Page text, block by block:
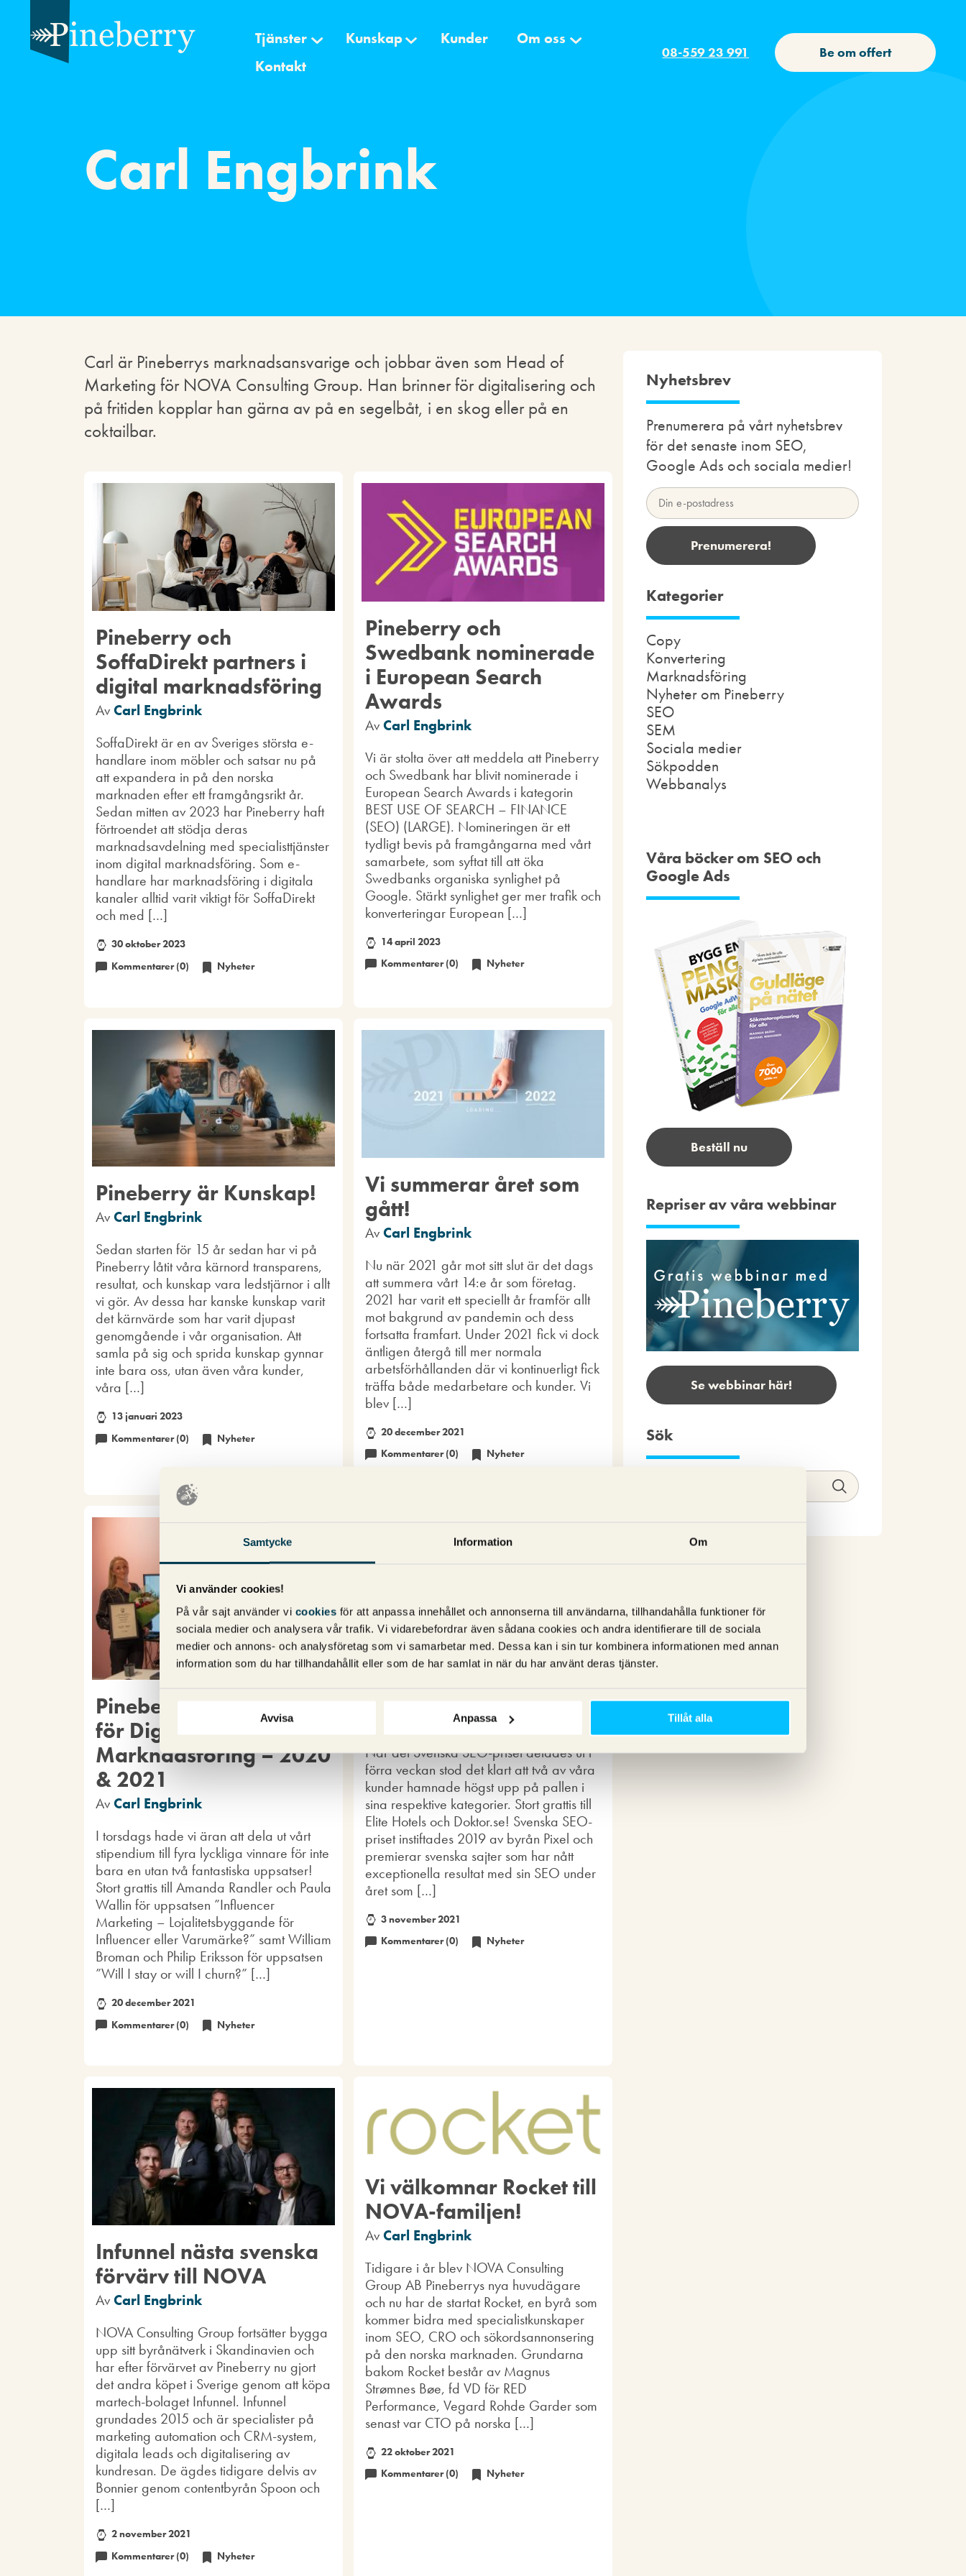
Samtycke Information Om
Vi använder cookies!
På vår sajt använder vi cookies för att anpassa innehållet och annonserna till användarna, tillhandahålla funktioner för
sociala medier och analysera vår trafik. Vi vidarebefordrar även sådana cookies och andra identifierare till de sociala
medier och annons- och analysföretag som vi samarbetar med. Dessa kan i sin tur kombinera informationen med annan
information som du har tillhandahållit eller som de har samlat in när du har använt deras tjänster.
Avvisa Anpassa Tillåt alla
Tjänster Kunskap Kunder
Om oss
Kontakt
08-559 23 991 Be om offert
Carl Engbrink
Carl är Pineberrys marknadsansvarige och jobbar även som Head of
Marketing för NOVA Consulting Group. Han brinner för digitalisering och
på fritiden kopplar han gärna av på en segelbåt, i en skog eller på en
coktailbar.
Pineberry och
SoffaDirekt partners i
digital marknadsföring
AvCarl Engbrink
SoffaDirekt är en av Sveriges största e-
handlare inom möbler och satsar nu på
att expandera in på den norska
marknaden efter ett framgångsrikt år.
Sedan mitten av 2023 har Pineberry haft
förtroendet att stödja deras
marknadsavdelning med specialisttjänster
inom digital marknadsföring. Som e-
handlare har marknadsföring i digitala
kanaler alltid varit viktigt för SoffaDirekt
och med […]
30 oktober 2023
Kommentarer (0)
Nyheter
Pineberry och
Swedbank nominerade
i European Search
Awards
AvCarl Engbrink
Vi är stolta över att meddela att Pineberry
och Swedbank har blivit nominerade i
European Search Awards i kategorin
BEST USE OF SEARCH – FINANCE
(SEO) (LARGE). Nomineringen är ett
tydligt bevis på framgångarna med vårt
samarbete, som syftat till att öka
Swedbanks organiska synlighet på
Google. Stärkt synlighet ger mer trafik och
konverteringar European […]
14 april 2023
Kommentarer (0)
Nyheter
Pineberry är Kunskap!
AvCarl Engbrink
Sedan starten för 15 år sedan har vi på
Pineberry låtit våra kärnord transparens,
resultat, och kunskap vara ledstjärnor i allt
vi gör. Av dessa har kanske kunskap varit
det kärnvärde som har varit djupast
genomgående i vår organisation. Att
samla på sig och sprida kunskap gynnar
inte bara oss, utan även våra kunder,
våra […]
13 januari 2023
Kommentarer (0)
Nyheter
Vi summerar året som
gått!
AvCarl Engbrink
Nu när 2021 går mot sitt slut är det dags
att summera vårt 14:e år som företag.
2021 har varit ett speciellt år framför allt
mot bakgrund av pandemin och dess
fortsatta framfart. Under 2021 fick vi dock
äntligen återgå till mer normala
arbetsförhållanden där vi kontinuerligt fick
träffa både medarbetare och kunder. Vi
blev […]
20 december 2021
Kommentarer (0)
Nyheter
Pineberrys Stipendium
för Digital
Marknadsföring – 2020
& 2021
AvCarl Engbrink
I torsdags hade vi äran att dela ut vårt
stipendium till fyra lyckliga vinnare för inte
bara en utan två fantastiska uppsatser!
Stort grattis till Amanda Randler och Paula
Wallin för uppsatsen ”Influencer
Marketing – Lojalitetsbyggande för
Influencer eller Varumärke?” samt William
Broman och Philip Eriksson för uppsatsen
”Will I stay or will I churn?” […]
20 december 2021
Kommentarer (0)
Nyheter
Svenska SEO-priset
2021
Carl Engbrink
När det Svenska SEO-priset delades ut i
förra veckan stod det klart att två av våra
kunder hamnade högst upp på pallen i
sina respektive kategorier. Stort grattis till
Elite Hotels och Doktor.se! Svenska SEO-
priset instiftades 2019 av byrån Pixel och
premierar svenska sajter som har nått
exceptionella resultat med sin SEO under
året som […]
3 november 2021
Kommentarer (0)
Nyheter
Infunnel nästa svenska
förvärv till NOVA
AvCarl Engbrink
NOVA Consulting Group fortsätter bygga
upp sitt byrånätverk i Skandinavien och
har efter förvärvet av Pineberry nu gjort
det andra köpet i Sverige genom att köpa
martech-bolaget Infunnel. Infunnel
grundades 2015 och är specialister på
marketing automation och CRM-system,
digitala leads och digitalisering av
kundresan. De ägdes tidigare delvis av
Bonnier genom contentbyrån Spoon och
[…]
2 november 2021
Kommentarer (0)
Nyheter
Vi välkomnar Rocket till
NOVA-familjen!
AvCarl Engbrink
Tidigare i år blev NOVA Consulting
Group AB Pineberrys nya huvudägare
och nu har de startat Rocket, en byrå som
kommer bidra med specialistkunskaper
inom SEO, CRO och sökordsannonsering
på den norska marknaden. Grundarna
bakom Rocket består av Magnus
Strømnes Bøe, fd VD för RED
Performance, Vegard Rohde Garder som
senast var CTO på norska […]
22 oktober 2021
Kommentarer (0)
Nyheter
Nyhetsbrev
Prenumerera på vårt nyhetsbrev
för det senaste inom SEO,
Google Ads och sociala medier!
Kategorier
Copy
Konvertering
Marknadsföring
Nyheter om Pineberry
SEO
SEM
Sociala medier
Sökpodden
Webbanalys
Våra böcker om SEO och
Google Ads
Beställ nu
Repriser av våra webbinar
Se webbinar här!
Sök